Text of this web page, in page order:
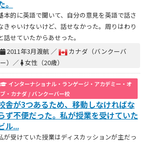
。
本的に英語で聞いて、自分の意見を英語で話さ
きゃいけないけど、話せなかった。周りはわり
話せていたからあせった。
2011年3月渡航 ／
カナダ（バンクーバ
ー）／ 女性（20歳）
インターナショナル・ランゲージ・アカデミー・オ
ブ・カナダ / バンクーバー校
舎が3つあるため、移動しなければな
ず不便だった。私が授業を受けていた
ル...
が受けていた授業はディスカッションが主だっ